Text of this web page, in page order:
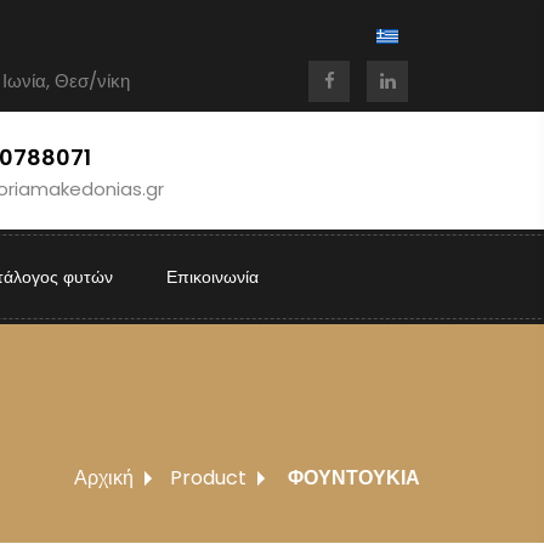
Θεσ/νίκη
φυτών Επικοινωνία
Αρχική Product ΦΟΥΝΤΟΥΚΙΑ